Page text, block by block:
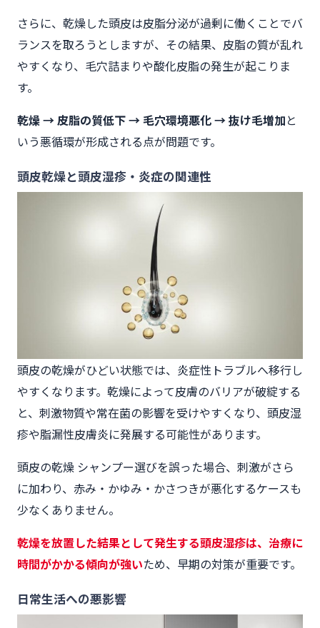
さらに、乾燥した頭皮は皮脂分泌が過剰に働くことでバ
ランスを取ろうとしますが、その結果、皮脂の質が乱れ
やすくなり、毛穴詰まりや酸化皮脂の発生が起こりま
す。
乾燥 → 皮脂の質低下 → 毛穴環境悪化 → 抜け毛増加と
いう悪循環が形成される点が問題です。
頭皮乾燥と頭皮湿疹・炎症の関連性
頭皮の乾燥がひどい状態では、炎症性トラブルへ移行し
やすくなります。乾燥によって皮膚のバリアが破綻する
と、刺激物質や常在菌の影響を受けやすくなり、頭皮湿
疹や脂漏性皮膚炎に発展する可能性があります。
頭皮の乾燥 シャンプー選びを誤った場合、刺激がさら
に加わり、赤み・かゆみ・かさつきが悪化するケースも
少なくありません。
乾燥を放置した結果として発生する頭皮湿疹は、治療に
時間がかかる傾向が強いため、早期の対策が重要です。
日常生活への悪影響